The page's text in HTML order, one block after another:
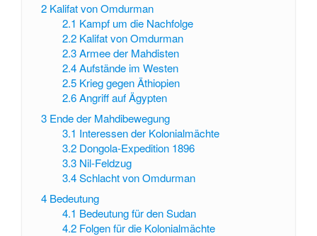
2 Kalifat von Omdurman
2.1 Kampf um die Nachfolge
2.2 Kalifat von Omdurman
2.3 Armee der Mahdisten
2.4 Aufstände im Westen
2.5 Krieg gegen Äthiopien
2.6 Angriff auf Ägypten
3 Ende der Mahdibewegung
3.1 Interessen der Kolonialmächte
3.2 Dongola-Expedition 1896
3.3 Nil-Feldzug
3.4 Schlacht von Omdurman
4 Bedeutung
4.1 Bedeutung für den Sudan
4.2 Folgen für die Kolonialmächte